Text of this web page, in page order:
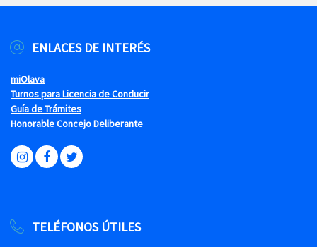
ENLACES DE INTERÉS
miOlava
Turnos para Licencia de Conducir
Guía de Trámites
Honorable Concejo Deliberante
TELÉFONOS ÚTILES